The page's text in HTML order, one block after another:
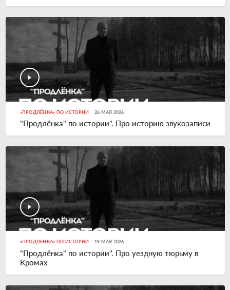
«ПРОДЛЁНКА» ПО ИСТОРИИ 26 МАЯ 2026
"Продлёнка" по истории". Про историю звукозаписи
«ПРОДЛЁНКА» ПО ИСТОРИИ 19 МАЯ 2026
"Продлёнка" по истории". Про уездную тюрьму в
Кромах